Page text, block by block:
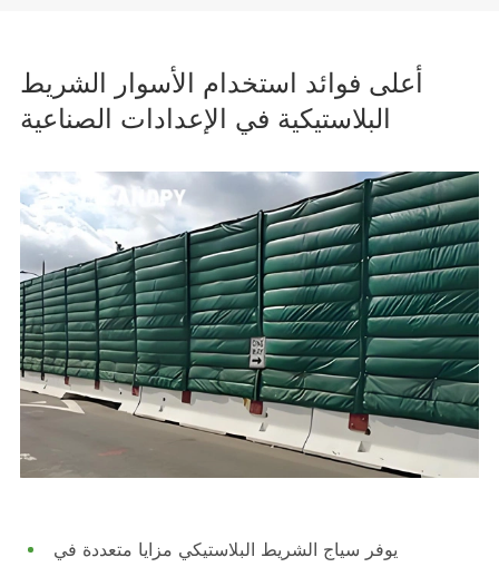
أعلى فوائد استخدام الأسوار الشريط
البلاستيكية في الإعدادات الصناعية
يوفر سياج الشريط البلاستيكي مزايا متعددة في